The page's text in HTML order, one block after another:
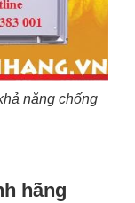
năng chống
hãng